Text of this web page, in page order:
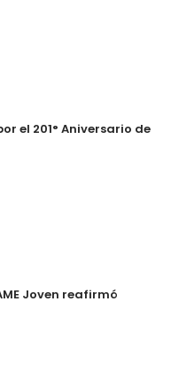
el 201° Aniversario de
Joven reafirmó